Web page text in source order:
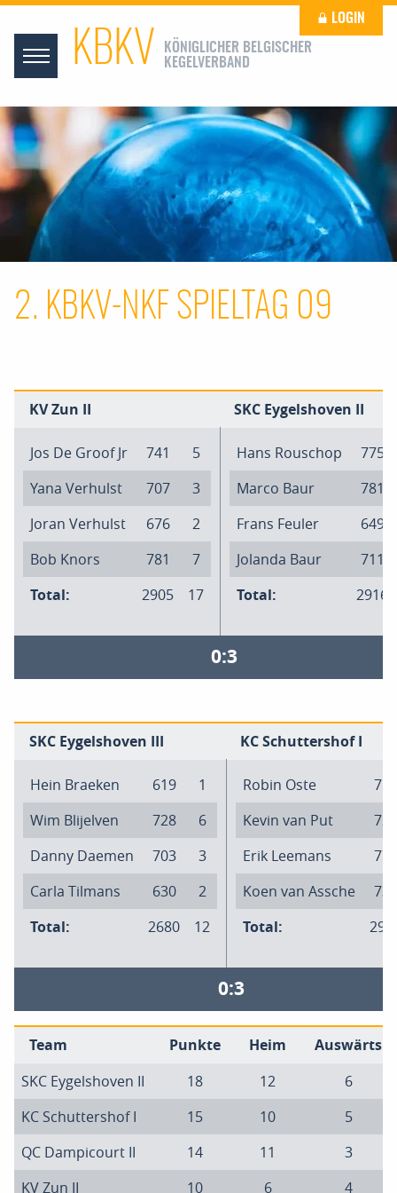
KBKV
KÖNIGLICHER BELGISCHER
KEGELVERBAND
LOGIN
2. KBKV-NKF SPIELTAG 09
KV Zun II SKC Eygelshoven II
Jos De Groof Jr 741
5
Yana Verhulst
707
3
Joran Verhulst
676
2
Bob Knors
781
7
Total:
2905 17
Hans Rouschop
775
Marco Baur
781
Frans Feuler
649
Jolanda Baur
711
Total:
2916
0:3
SKC Eygelshoven III KC Schuttershof I
Hein Braeken 619
1
Wim Blijelven
728
6
Danny Daemen
703
3
Carla Tilmans
630
2
Total:
2680 12
Robin Oste
717
Kevin van Put
727
Erik Leemans
775
Koen van Assche
735
Total:
0:3
Team Punkte Heim
Auswärts
SKC Eygelshoven II
18 12
6
KC Schuttershof I
15 10
5
QC Dampicourt II
14 11
3
KV Zun II
10 6 4